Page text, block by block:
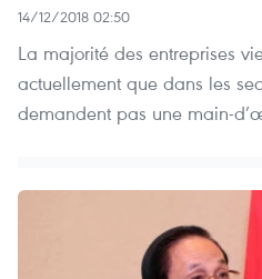
14/12/2018 02:50
La majorité des entreprises
actuellement que dans les
demandent pas une main-